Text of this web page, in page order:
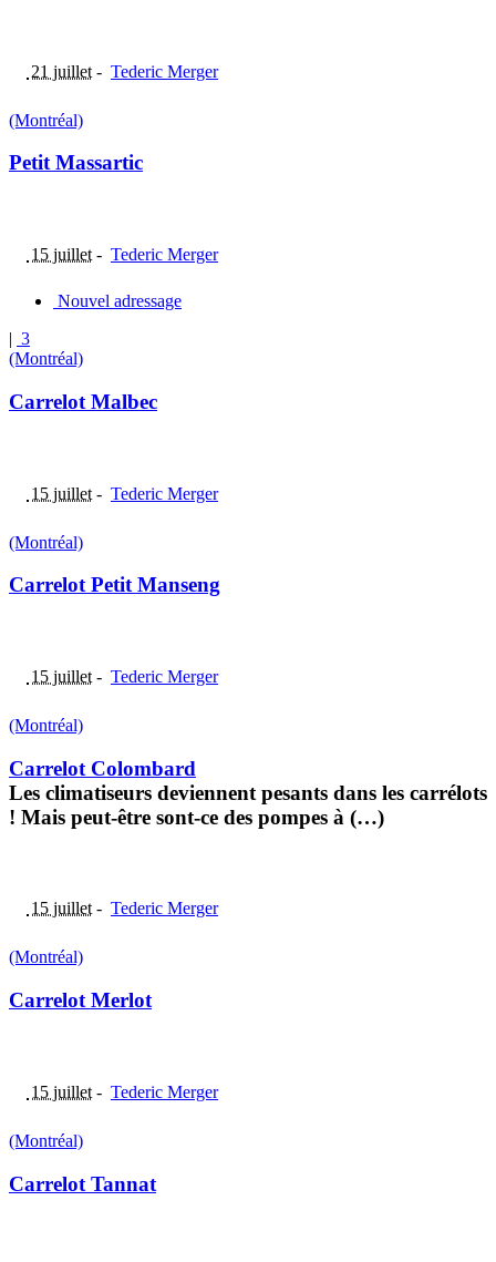
21 juillet - Tederic Merger
(Montréal)
Petit Massartic
15 juillet - Tederic Merger
Nouvel adressage
| 3
(Montréal)
Carrelot Malbec
15 juillet - Tederic Merger
(Montréal)
Carrelot Petit Manseng
15 juillet - Tederic Merger
(Montréal)
Carrelot Colombard
Les climatiseurs deviennent pesants dans les carrélots
! Mais peut-être sont-ce des pompes à (…)
15 juillet - Tederic Merger
(Montréal)
Carrelot Merlot
15 juillet - Tederic Merger
(Montréal)
Carrelot Tannat